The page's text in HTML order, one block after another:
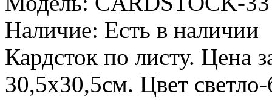
Наличие: Есть в наличии
Кардсток по листу. Цена
30,5х30,5см. Цвет